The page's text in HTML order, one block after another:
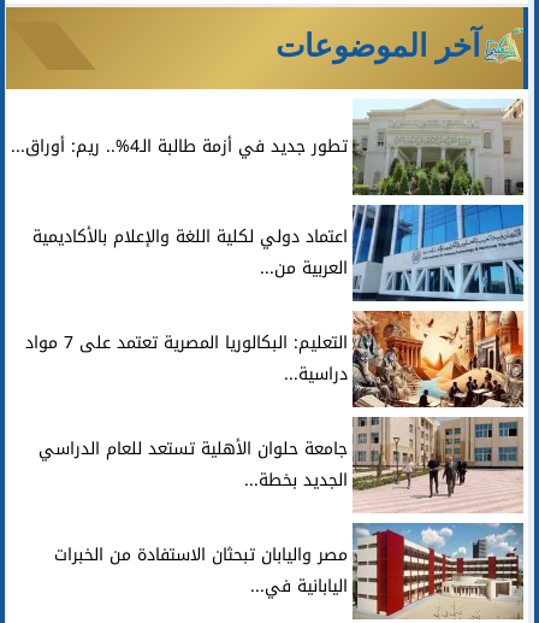
آخر الموضوعات
تطور جديد في أزمة طالبة الـ4%.. ريم: أوراق...
اعتماد دولي لكلية اللغة والإعلام بالأكاديمية
العربية من...
التعليم: البكالوريا المصرية تعتمد على 7 مواد
دراسية...
جامعة حلوان الأهلية تستعد للعام الدراسي
الجديد بخطة...
مصر واليابان تبحثان الاستفادة من الخبرات
اليابانية في...